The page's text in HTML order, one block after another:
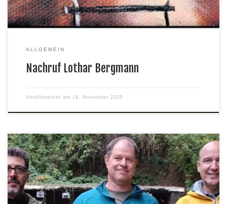
ALLGEMEIN
Nachruf Lothar Bergmann
Veröffentlicht am 18. November 2025
Wir gratulieren dem alten und neuen Schützenkönig Eckhard
Barth und seinen beiden Rittern, die den Adler mit dem KK-
Gewehr zu Fall brachten.Mit der Luftpistole wurde Helmut Häring